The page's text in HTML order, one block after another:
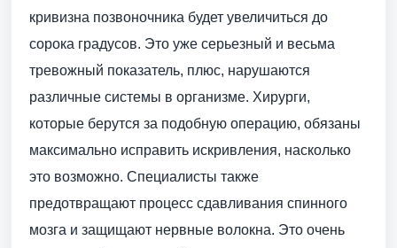
кривизна позвоночника будет увеличиться до
сорока градусов. Это уже серьезный и весьма
тревожный показатель, плюс, нарушаются
различные системы в организме. Хирурги,
которые берутся за подобную операцию, обязаны
максимально исправить искривления, насколько
это возможно. Специалисты также
предотвращают процесс сдавливания спинного
мозга и защищают нервные волокна. Это очень